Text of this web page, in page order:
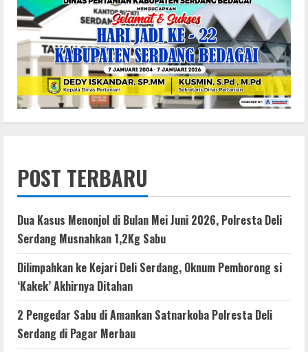
POST TERBARU
Dua Kasus Menonjol di Bulan Mei Juni 2026, Polresta Deli
Serdang Musnahkan 1,2Kg Sabu
Dilimpahkan ke Kejari Deli Serdang, Oknum Pemborong si
‘Kakek’ Akhirnya Ditahan
2 Pengedar Sabu di Amankan Satnarkoba Polresta Deli
Serdang di Pagar Merbau